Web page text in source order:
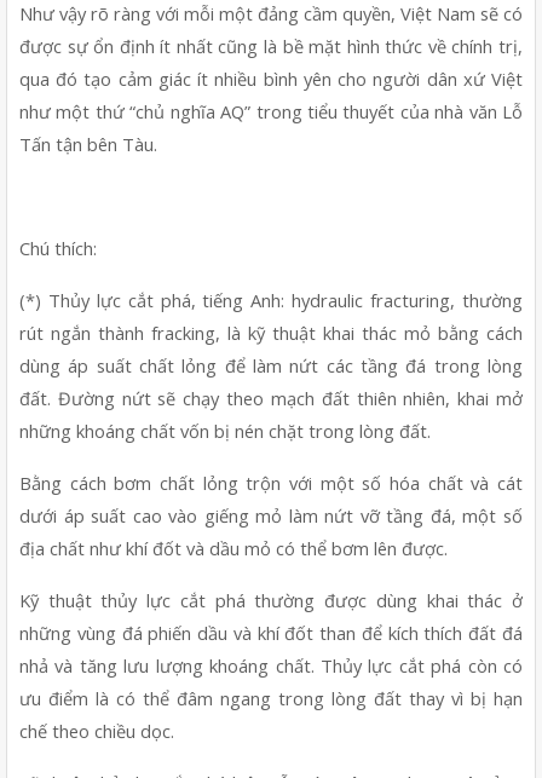
Như vậy rõ ràng với mỗi một đảng cầm quyền, Việt Nam sẽ có
được sự ổn định ít nhất cũng là bề mặt hình thức về chính trị,
qua đó tạo cảm giác ít nhiều bình yên cho người dân xứ Việt
như một thứ “chủ nghĩa AQ” trong tiểu thuyết của nhà văn Lỗ
Tấn tận bên Tàu.
Chú thích:
(*) Thủy lực cắt phá, tiếng Anh: hydraulic fracturing, thường
rút ngắn thành fracking, là kỹ thuật khai thác mỏ bằng cách
dùng áp suất chất lỏng để làm nứt các tầng đá trong lòng
đất. Đường nứt sẽ chạy theo mạch đất thiên nhiên, khai mở
những khoáng chất vốn bị nén chặt trong lòng đất.
Bằng cách bơm chất lỏng trộn với một số hóa chất và cát
dưới áp suất cao vào giếng mỏ làm nứt vỡ tầng đá, một số
địa chất như khí đốt và dầu mỏ có thể bơm lên được.
Kỹ thuật thủy lực cắt phá thường được dùng khai thác ở
những vùng đá phiến dầu và khí đốt than để kích thích đất đá
nhả và tăng lưu lượng khoáng chất. Thủy lực cắt phá còn có
ưu điểm là có thể đâm ngang trong lòng đất thay vì bị hạn
chế theo chiều dọc.